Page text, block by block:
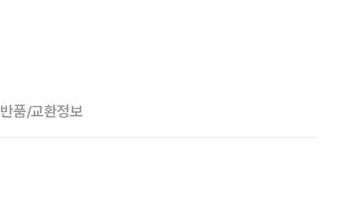
반품/교환정보